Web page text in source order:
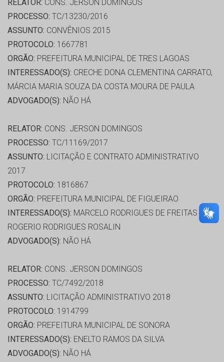
RELATOR: CONS. JERSON DOMINGOS
PROCESSO: TC/13230/2016
ASSUNTO: CONVÊNIOS 2015
PROTOCOLO: 1667781
ORGÃO: PREFEITURA MUNICIPAL DE TRES LAGOAS
INTERESSADO(S): CRECHE DONA CLEMENTINA CARRATO,
MÁRCIA MARIA SOUZA DA COSTA MOURA DE PAULA
ADVOGADO(S): NÃO HÁ
RELATOR: CONS. JERSON DOMINGOS
PROCESSO: TC/11169/2017
ASSUNTO: LICITAÇÃO E CONTRATO ADMINISTRATIVO
2017
PROTOCOLO: 1816867
ORGÃO: PREFEITURA MUNICIPAL DE FIGUEIRAO
INTERESSADO(S): MARCELO RODRIGUES DE FREITAS - ME,
ROGERIO RODRIGUES ROSALIN
ADVOGADO(S): NÃO HÁ
RELATOR: CONS. JERSON DOMINGOS
PROCESSO: TC/7492/2018
ASSUNTO: LICITAÇÃO ADMINISTRATIVO 2018
PROTOCOLO: 1914799
ORGÃO: PREFEITURA MUNICIPAL DE SONORA
INTERESSADO(S): ENELTO RAMOS DA SILVA
ADVOGADO(S): NÃO HÁ